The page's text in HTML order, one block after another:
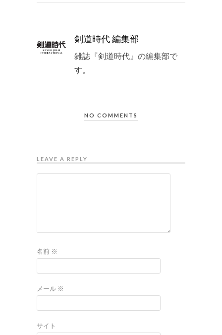
剣道時代 編集部
雑誌『剣道時代』の編集部で
す。
NO COMMENTS
LEAVE A REPLY
名前 ※
メール ※
サイト